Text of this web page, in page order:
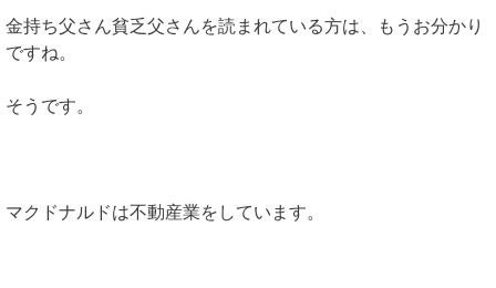
金持ち父さん貧乏父さんを読まれている方は、もうお分かり
ですね。
そうです。
マクドナルドは不動産業をしています。